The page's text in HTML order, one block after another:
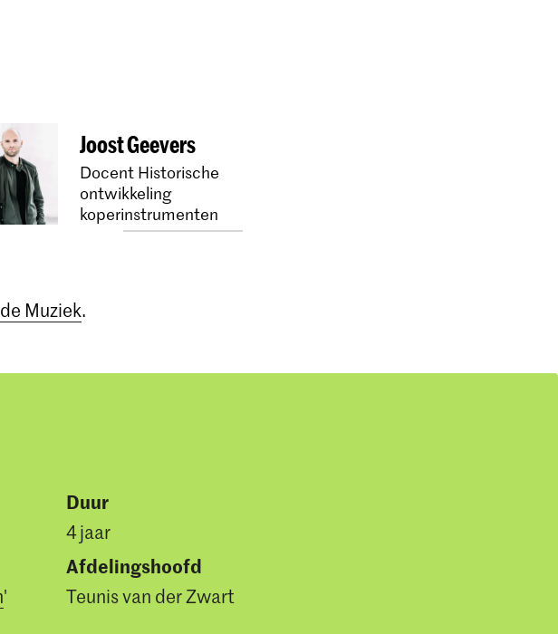
Joost Geevers
Docent Historische
ontwikkeling
koperinstrumenten
Muziek.
Duur
4 jaar
'
Afdelingshoofd
Teunis van der Zwart